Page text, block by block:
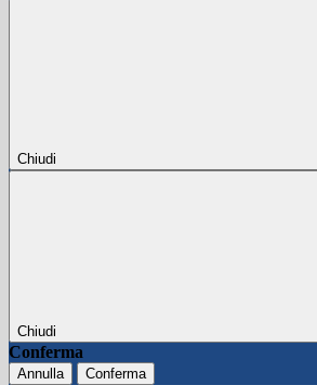
Chiudi
Chiudi
Conferma
Annulla Conferma